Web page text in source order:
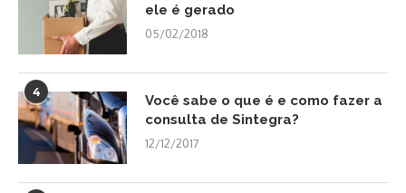
ele é gerado
05/02/2018
4
Você sabe o que é e como fazer a
consulta de Sintegra?
12/12/2017